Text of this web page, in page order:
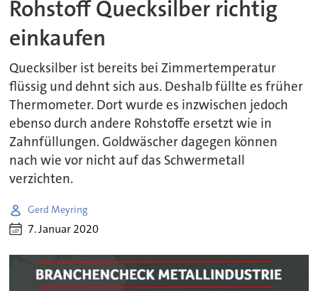
Rohstoff Quecksilber richtig
einkaufen
Quecksilber ist bereits bei Zimmertemperatur
flüssig und dehnt sich aus. Deshalb füllte es früher
Thermometer. Dort wurde es inzwischen jedoch
ebenso durch andere Rohstoffe ersetzt wie in
Zahnfüllungen. Goldwäscher dagegen können
nach wie vor nicht auf das Schwermetall
verzichten.
Gerd Meyring
7. Januar 2020